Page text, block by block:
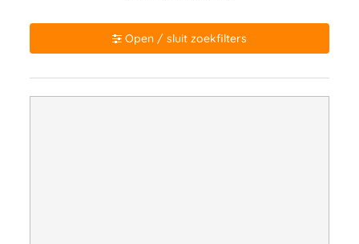
Open / sluit zoekfilters